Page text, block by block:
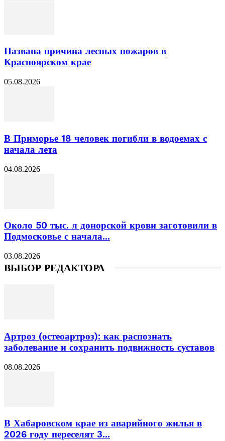
Названа причина лесных пожаров в
Красноярском крае
05.08.2026
В Приморье 18 человек погибли в водоемах с
начала лета
04.08.2026
Около 50 тыс. л донорской крови заготовили в
Подмосковье с начала...
03.08.2026
ВЫБОР РЕДАКТОРА
Артроз (остеоартроз): как распознать
заболевание и сохранить подвижность суставов
08.08.2026
В Хабаровском крае из аварийного жилья в
2026 году переселят 3...